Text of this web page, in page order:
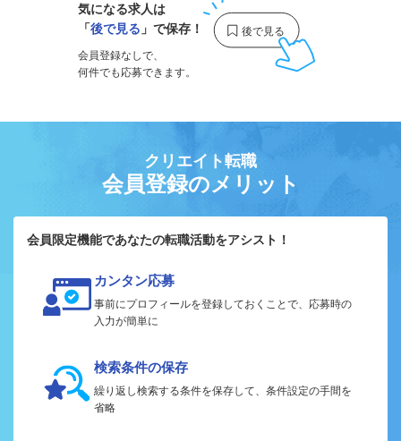
気になる求人は
「後で見る 」で保存！
会員登録なしで、
何件でも応募できます。
クリエイト転職
会員登録のメリット
会員限定機能であなたの転職活動をアシスト！
カンタン応募
事前にプロフィールを登録しておくことで、応募時の
入力が簡単に
検索条件の保存
繰り返し検索する条件を保存して、条件設定の手間を
省略